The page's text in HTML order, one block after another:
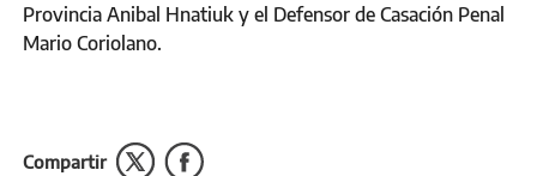
Provincia Anibal Hnatiuk y el Defensor de Casación Penal
Mario Coriolano.
Compartir